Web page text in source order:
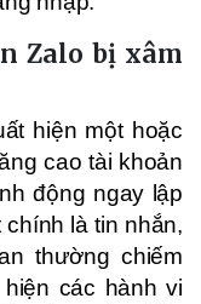
Zalo bị xâm
hiện một hoặc
cao tài khoản
động ngay lập
là tin nhắn,
thường chiếm
các hành vi